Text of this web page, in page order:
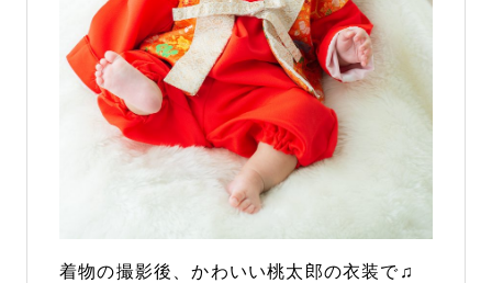
着物の撮影後、かわいい桃太郎の衣装で♫